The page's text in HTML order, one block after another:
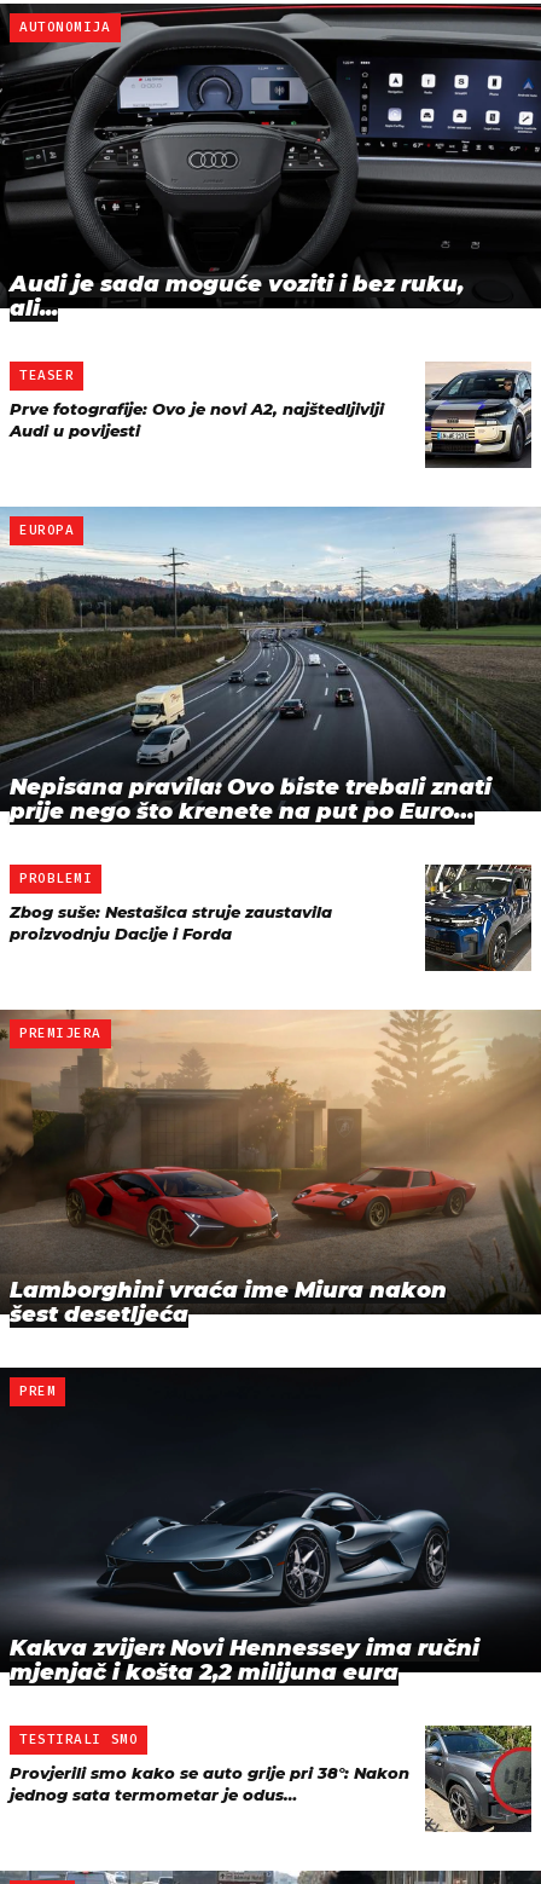
AUTONOMIJA
Audi je sada moguće voziti i bez ruku,
ali...
TEASER
Prve fotografije: Ovo je novi A2, najštedljiviji
Audi u povijesti
EUROPA
Nepisana pravila: Ovo biste trebali znati
prije nego što krenete na put po Euro…
PROBLEMI
Zbog suše: Nestašica struje zaustavila
proizvodnju Dacije i Forda
PREMIJERA
Lamborghini vraća ime Miura nakon
šest desetljeća
PREM
Kakva zvijer: Novi Hennessey ima ručni
mjenjač i košta 2,2 milijuna eura
TESTIRALI SMO
Provjerili smo kako se auto grije pri 38°: Nakon
jednog sata termometar je odus…